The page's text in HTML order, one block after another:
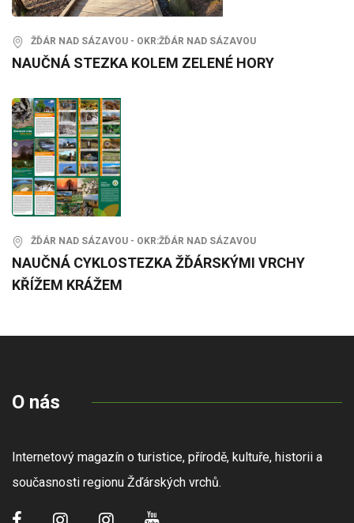
ŽĎÁR NAD SÁZAVOU - OKR:ŽĎÁR NAD SÁZAVOU
NAUČNÁ STEZKA KOLEM ZELENÉ HORY
ŽĎÁR NAD SÁZAVOU - OKR:ŽĎÁR NAD SÁZAVOU
NAUČNÁ CYKLOSTEZKA ŽĎÁRSKÝMI VRCHY
KŘÍŽEM KRÁŽEM
O nás
Internetový magazín o turistice, přírodě, kultuře, historii a
současnosti regionu Žďárských vrchů.